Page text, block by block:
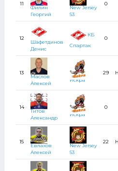
11
Филин
Георгий
New Jersey
53
0
12
Шафетдинов
Денис
КБ
Спартак
0
13
Маслов
Алексей
Искра
29
14
Титов
Александр
Искра
0
15
Евлахов
Алексей
New Jersey
53
22